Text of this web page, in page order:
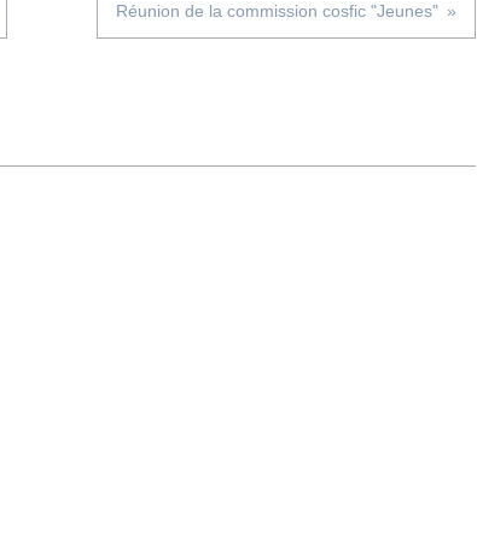
Réunion de la commission cosfic "Jeunes"